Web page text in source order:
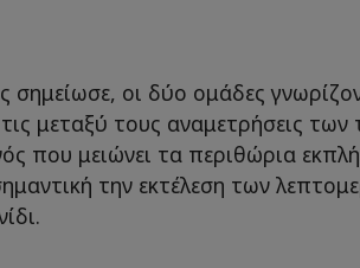
οι δύο ομάδες
μεταξύ τους αναμετρήσεις των
που μειώνει τα περιθώρια
την εκτέλεση των